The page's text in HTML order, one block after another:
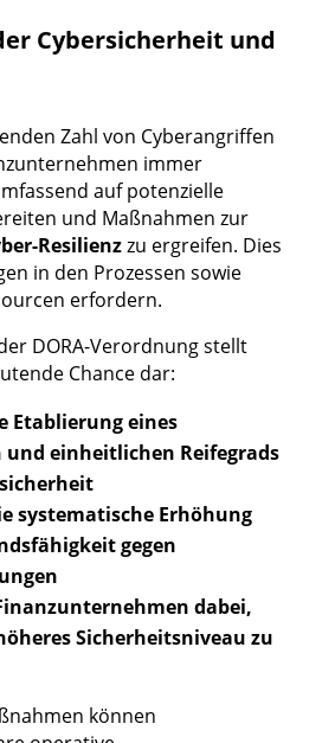
Cybersicherheit und
Zahl von Cyberangriffen
immer
auf potenzielle
und Maßnahmen zur
Resilienzzu ergreifen. Dies
in den Prozessen sowie
erfordern.
DORA-Verordnung stellt
Chance dar:
Etablierung eines
einheitlichen Reifegrads
systematische Erhöhung
gegen
dabei,
Sicherheitsniveau zu
können